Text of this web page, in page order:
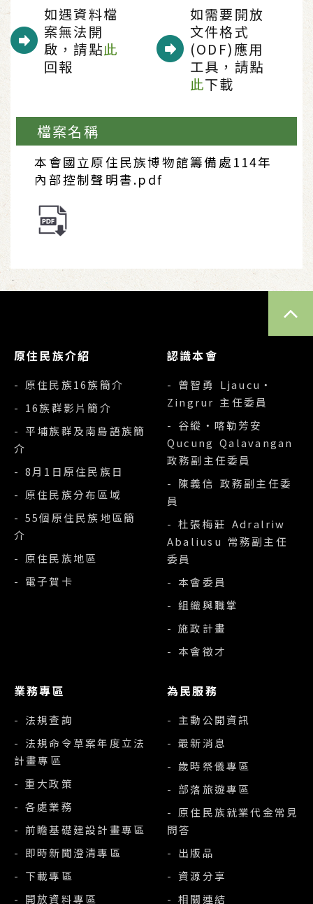
如遇資料檔
案無法開
啟，請點此
回報
如需要開放
文件格式
(ODF)應用
工具，請點
此下載
檔案名稱
本會國立原住民族博物館籌備處114年
內部控制聲明書.pdf
原住民族介紹
- 原住民族16族簡介
- 16族群影片簡介
- 平埔族群及南島語族簡
介
- 8月1日原住民族日
- 原住民族分布區域
- 55個原住民族地區簡
介
- 原住民族地區
- 電子賀卡
認識本會
- 曾智勇 Ljaucu‧
Zingrur 主任委員
- 谷縱‧喀勒芳安
Qucung Qalavangan
政務副主任委員
- 陳義信 政務副主任委
員
- 杜張梅莊 Adralriw
Abaliusu 常務副主任
委員
- 本會委員
- 組織與職掌
- 施政計畫
- 本會徵才
業務專區
- 法規查詢
- 法規命令草案年度立法
計畫專區
- 重大政策
- 各處業務
- 前瞻基礎建設計畫專區
- 即時新聞澄清專區
- 下載專區
- 開放資料專區
為民服務
- 主動公開資訊
- 最新消息
- 歲時祭儀專區
- 部落旅遊專區
- 原住民族就業代金常見
問答
- 出版品
- 資源分享
- 相關連結